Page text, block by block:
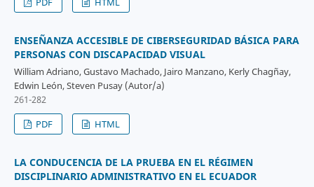
ENSEÑANZA ACCESIBLE DE CIBERSEGURIDAD BÁSICA PARA
PERSONAS CON DISCAPACIDAD VISUAL
William Adriano, Gustavo Machado, Jairo Manzano, Kerly Chagñay,
Edwin León, Steven Pusay (Autor/a)
261-282
PDF
HTML
LA CONDUCENCIA DE LA PRUEBA EN EL RÉGIMEN
DISCIPLINARIO ADMINISTRATIVO EN EL ECUADOR